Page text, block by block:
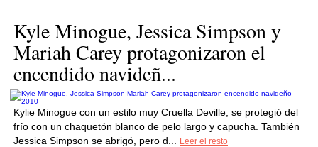
Kyle Minogue, Jessica Simpson y
Mariah Carey protagonizaron el
encendido navideñ...
Kylie Minogue con un estilo muy Cruella Deville, se protegió del
frío con un chaquetón blanco de pelo largo y capucha. También
Jessica Simpson se abrigó, pero d...
Leer el resto